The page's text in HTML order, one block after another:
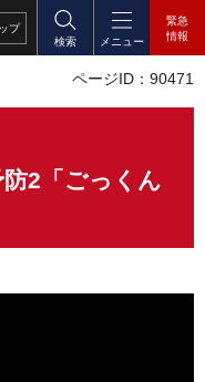
プ
検索
メニュー
緊急
情報
ページID：90471
2「ごっくん